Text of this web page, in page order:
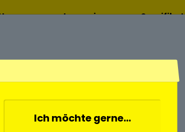
Lesen sie
Ich möchte gerne...